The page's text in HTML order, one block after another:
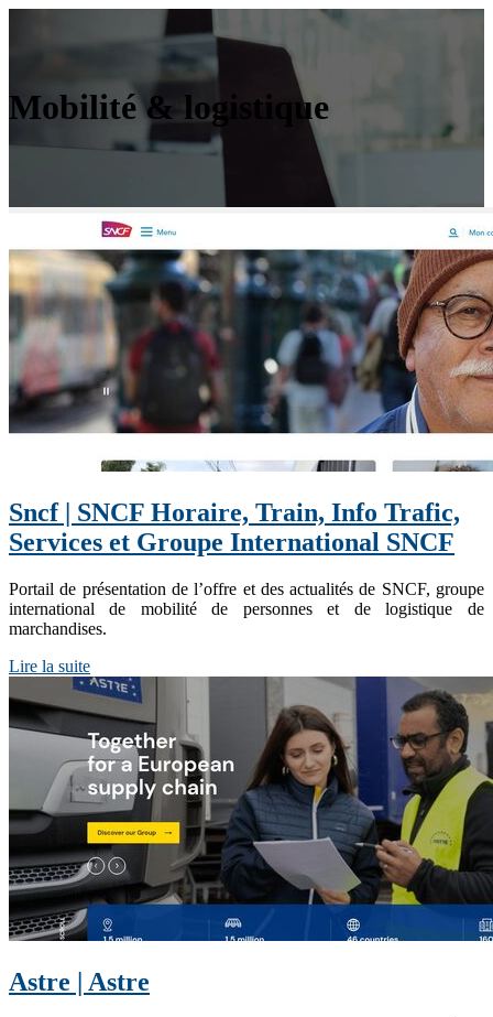
Mobilité & logistique
Sncf | SNCF Horaire, Train, Info Trafic,
Services et Groupe In­ter­natio­nal SNCF
Portail de présentation de l’offre et des actualités de SNCF, groupe
international de mobilité de personnes et de logistique de
marchandises.
Lire la suite
Astre | Astre